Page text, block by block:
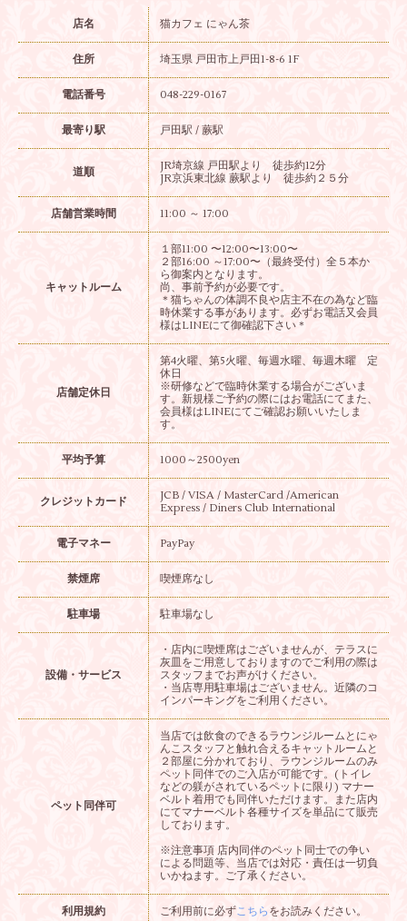
店名 猫カフェ にゃん茶
住所 埼玉県 戸田市上戸田1-8-6 1F
電話番号 048-229-0167
最寄り駅 戸田駅 / 蕨駅
道順
JR埼京線 戸田駅より 徒歩約12分
JR京浜東北線 蕨駅より 徒歩約２５分
店舗営業時間 11:00 ～ 17:00
キャットルーム
１部11:00 〜12:00〜13:00〜
２部16:00 ～17:00〜（最終受付）全５本か
ら御案内となります。
尚、事前予約が必要です。
＊猫ちゃんの体調不良や店主不在の為など臨
時休業する事があります。必ずお電話又会員
様はLINEにて御確認下さい＊
店舗定休日
第4火曜、第5火曜、毎週水曜、毎週木曜 定
休日
※研修などで臨時休業する場合がございま
す。新規様ご予約の際にはお電話にてまた、
会員様はLINEにてご確認お願いいたしま
す。
平均予算 1000～2500yen
クレジットカード
JCB / VISA / MasterCard /American
Express / Diners Club International
電子マネー PayPay
禁煙席 喫煙席なし
駐車場 駐車場なし
設備・サービス
・店内に喫煙席はございませんが、テラスに
灰皿をご用意しておりますのでご利用の際は
スタッフまでお声がけください。
・当店専用駐車場はございません。近隣のコ
インパーキングをご利用ください。
ペット同伴可
当店では飲食のできるラウンジルームとにゃ
んこスタッフと触れ合えるキャットルームと
２部屋に分かれており、ラウンジルームのみ
ペット同伴でのご入店が可能です。(トイレ
などの躾がされているペットに限り) マナー
ベルト着用でも同伴いただけます。また店内
にてマナーベルト各種サイズを単品にて販売
しております。
※注意事項 店内同伴のペット同士での争い
による問題等、当店では対応・責任は一切負
いかねます。ご了承ください。
利用規約 ご利用前に必ずこちら をお読みください。